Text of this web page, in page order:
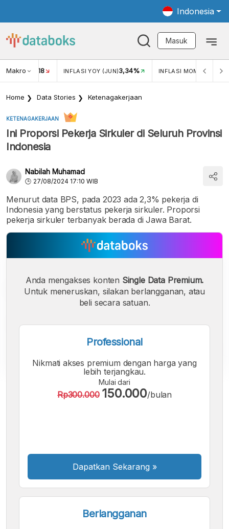
Indonesia
Masuk
Makro
USD/IDR 18 INFLASI YOY (JUN)3,34% INFLASI MOM (JUN)
Home Data Stories Ketenagakerjaan
KETENAGAKERJAAN
Ini Proporsi Pekerja Sirkuler di Seluruh Provinsi
Indonesia
Nabilah Muhamad
27/08/2024 17:10 WIB
Menurut data BPS, pada 2023 ada 2,3% pekerja di
Indonesia yang berstatus pekerja sirkuler. Proporsi
pekerja sirkuler terbanyak berada di Jawa Barat.
Font
A
Font
A
Font
Anda mengakses konten Single Data Premium.
Untuk meneruskan, silakan berlangganan, atau
beli secara satuan.
Professional
Nikmati akses premium dengan harga yang
lebih terjangkau.
Mulai dari
Rp300.000 150.000/bulan
Dapatkan Sekarang »
Berlangganan